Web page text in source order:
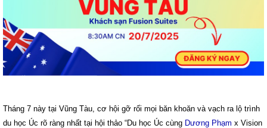
Tháng 7 này tại Vũng Tàu, cơ hội gỡ rối mọi băn khoăn và vạch ra lộ trình
du học Úc rõ ràng nhất tại hội thảo “Du học Úc cùng Dương Phạm x Vision